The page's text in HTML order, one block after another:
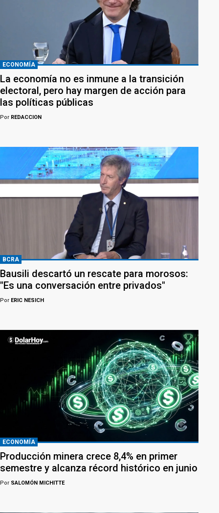
ECONOMÍA
La economía no es inmune a la transición
electoral, pero hay margen de acción para
las políticas públicas
Por REDACCION
BCRA
Bausili descartó un rescate para morosos:
"Es una conversación entre privados"
Por ERIC NESICH
ECONOMÍA
Producción minera crece 8,4% en primer
semestre y alcanza récord histórico en junio
Por SALOMÓN MICHITTE